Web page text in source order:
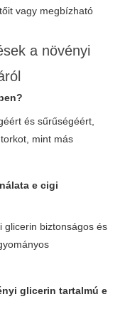
vagy megbízható
a növényi
és sűrűségéért,
mint más
e cigi
glicerin biztonságos és
glicerin tartalmú e